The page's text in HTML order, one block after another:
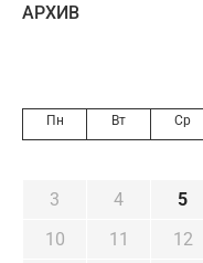
AРХИВ
Пн Вт Ср
3
4 5
10
11 12